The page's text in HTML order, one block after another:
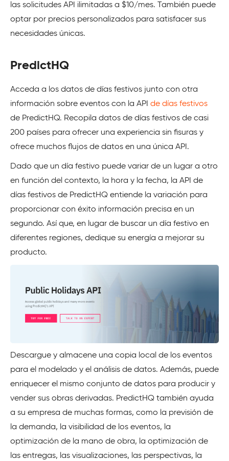
las solicitudes API ilimitadas a $10/mes. También puede
optar por precios personalizados para satisfacer sus
necesidades únicas.
PredictHQ
Acceda a los datos de días festivos junto con otra
información sobre eventos con la API de días festivos
de PredictHQ. Recopila datos de días festivos de casi
200 países para ofrecer una experiencia sin fisuras y
ofrece muchos flujos de datos en una única API.
Dado que un día festivo puede variar de un lugar a otro
en función del contexto, la hora y la fecha, la API de
días festivos de PredictHQ entiende la variación para
proporcionar con éxito información precisa en un
segundo. Así que, en lugar de buscar un día festivo en
diferentes regiones, dedique su energía a mejorar su
producto.
Descargue y almacene una copia local de los eventos
para el modelado y el análisis de datos. Además, puede
enriquecer el mismo conjunto de datos para producir y
vender sus obras derivadas. PredictHQ también ayuda
a su empresa de muchas formas, como la previsión de
la demanda, la visibilidad de los eventos, la
optimización de la mano de obra, la optimización de
las entregas, las visualizaciones, las perspectivas, la